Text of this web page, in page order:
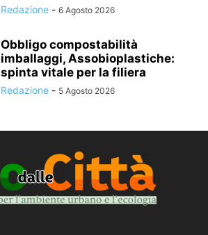
Redazione - 6 Agosto 2026
Obbligo compostabilità
imballaggi, Assobioplastiche:
spinta vitale per la filiera
Redazione - 5 Agosto 2026